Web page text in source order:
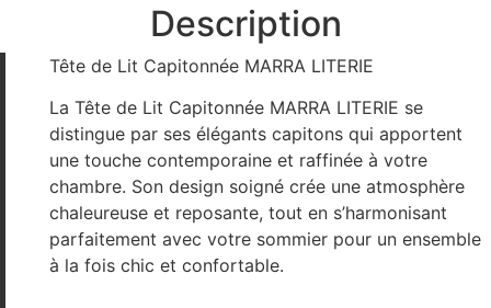
Description
Tête de Lit Capitonnée MARRA LITERIE
La Tête de Lit Capitonnée MARRA LITERIE se
distingue par ses élégants capitons qui apportent
une touche contemporaine et raffinée à votre
chambre. Son design soigné crée une atmosphère
chaleureuse et reposante, tout en s’harmonisant
parfaitement avec votre sommier pour un ensemble
à la fois chic et confortable.